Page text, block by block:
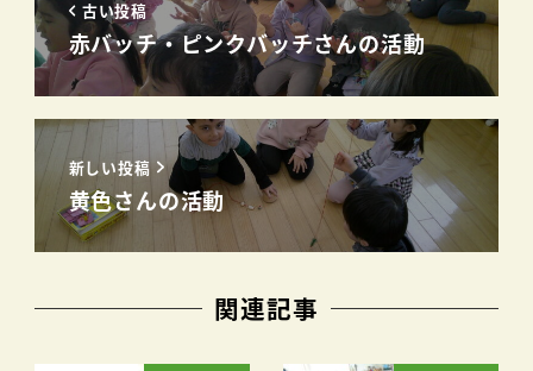
古い投稿
赤バッチ・ピンクバッチさんの活動
新しい投稿
黄色さんの活動
関連記事